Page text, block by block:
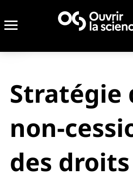
Stratégie
non-
des